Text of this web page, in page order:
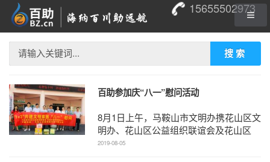
15655502973
搜索
百助参加庆“八一”慰问活动
8月1日上午，马鞍山市文明办携花山区文
明办、花山区公益组织联谊会及花山区
1+3共建文明家园单位组织开展庆八一慰
2019-08-05